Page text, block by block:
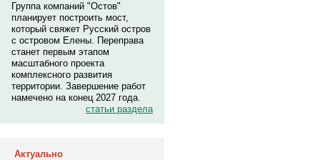
Группа компаний "Остов"
планирует построить мост,
который свяжет Русский остров
с островом Елены. Переправа
станет первым этапом
масштабного проекта
комплексного развития
территории. Завершение работ
намечено на конец 2027 года.
статьи раздела
Актуально